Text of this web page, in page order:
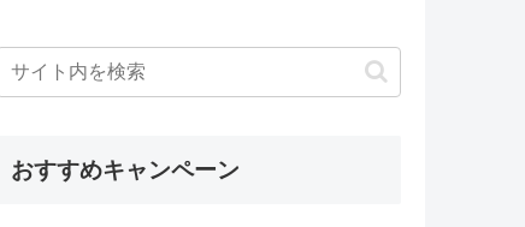
おすすめキャンペーン